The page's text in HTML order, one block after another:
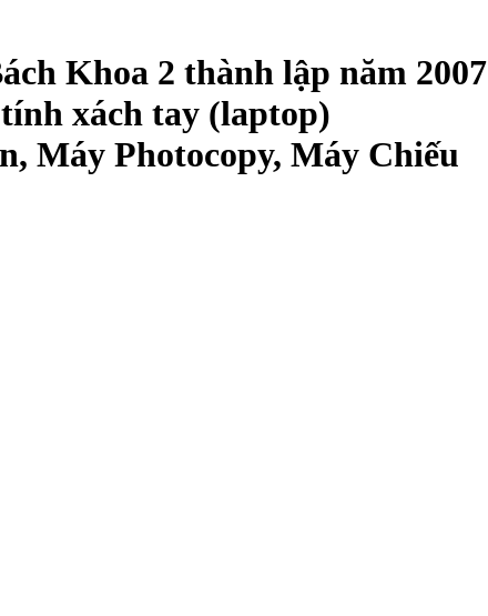
Khoa 2 thành lập năm 2007
xách tay (laptop)
Máy Photocopy, Máy Chiếu